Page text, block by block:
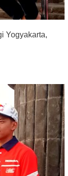
Yogyakarta,